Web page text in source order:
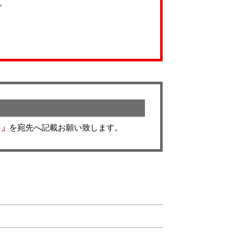
を宛先へ記載お願い致します。